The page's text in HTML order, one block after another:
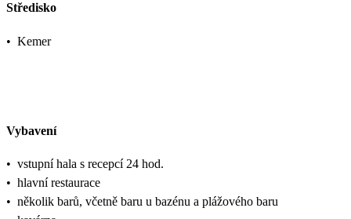
Středisko
• Kemer
Vybavení
• vstupní hala s recepcí 24 hod.
• hlavní restaurace
• několik barů, včetně baru u bazénu a plážového baru